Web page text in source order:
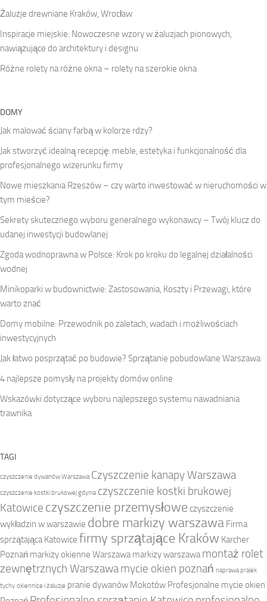
Żaluzje drewniane Kraków, Wrocław
Inspiracje miejskie: Nowoczesne wzory w żaluzjach pionowych,
nawiązujące do architektury i designu
Różne rolety na różne okna – rolety na szerokie okna
DOMY
Jak malować ściany farbą w kolorze rdzy?
Jak stworzyć idealną recepcję: meble, estetyka i funkcjonalność dla
profesjonalnego wizerunku firmy
Nowe mieszkania Rzeszów – czy warto inwestować w nieruchomości w
tym mieście?
Sekrety skutecznego wyboru generalnego wykonawcy – Twój klucz do
udanej inwestycji budowlanej
Zgoda wodnoprawna w Polsce: Krok po kroku do legalnej działalności
wodnej
Minikoparki w budownictwie: Zastosowania, Koszty i Przewagi, które
warto znać
Domy mobilne: Przewodnik po zaletach, wadach i możliwościach
inwestycyjnych
Jak łatwo posprzątać po budowie? Sprzątanie pobudowlane Warszawa
4 najlepsze pomysły na projekty domów online
Wskazówki dotyczące wyboru najlepszego systemu nawadniania
trawnika
TAGI
czyszczenie dywanów Warszawa Czyszczenie kanapy Warszawa
czyszczenie kostki brukowej gdynia czyszczenie kostki brukowej
Katowice czyszczenie przemysłowe czyszczenie
wykładzin w warszawie dobre markizy warszawa Firma
sprzątająca Katowice firmy sprzątające Kraków Karcher
Poznań markizy okienne Warszawa markizy warszawa montaż rolet
zewnętrznych Warszawamycie okien poznań naprawa pralek
tychy okiennice i żaluzje pranie dywanów Mokotów Profesjonalne mycie okien